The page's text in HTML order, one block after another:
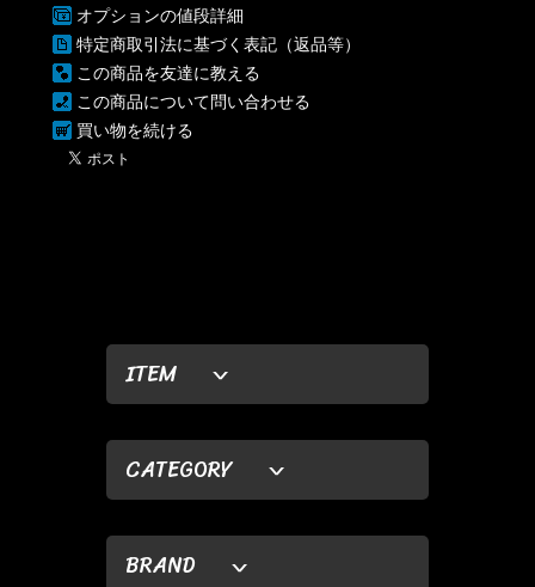
ITEM
CATEGORY
BRAND
オプションの値段詳細
特定商取引法に基づく表記（返品等）
この商品を友達に教える
この商品について問い合わせる
買い物を続ける